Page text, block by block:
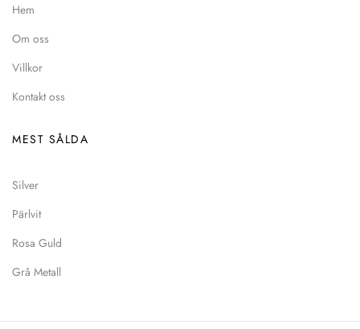
Hem
Om oss
Villkor
Kontakt oss
MEST SÅLDA
Silver
Pärlvit
Rosa Guld
Grå Metall